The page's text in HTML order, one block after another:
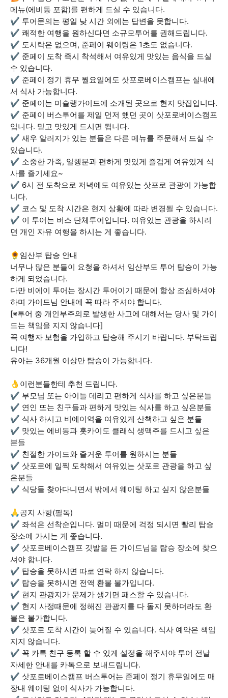
메뉴(에비동 포함)를 편하게 드실 수 있습니다.
✔ 투어문의는 평일 낮 시간 외에는 답변을 못합니다.
✔ 쾌적한 여행을 원하신다면 소규모투어를 권해드립니다.
✔ 도시락은 없으며, 준페이 웨이팅은 1초도 없습니다.
✔ 준페이 도착 즉시 착석해서 여유있게 맛있는 음식을 드실
수 있습니다.
✔ 준페이 정기 휴무 월요일에도 삿포로베이스캠프는 실내에
서 식사 가능합니다.
✔ 준페이는 미슐랭가이드에 소개된 곳으로 현지 맛집입니다.
✔ 준페이 버스투어를 제일 먼저 했던 곳이 삿포로베이스캠프
입니다. 믿고 맛있게 드시면 됩니다.
✔ 새우 알러지가 있는 분들은 다른 메뉴를 주문해서 드실 수
있습니다.
✔ 소중한 가족, 일행분과 편하게 맛있게 즐겁게 여유있게 식
사를 즐기세요~
✔ 6시 전 도착으로 저녁에도 여유있는 삿포로 관광이 가능합
니다.
✔ 코스 및 도착 시간은 현지 상황에 따라 변경될 수 있습니다.
✔ 이 투어는 버스 단체투어입니다. 여유있는 관광을 하시려
면 개인 자유 여행을 하시는 게 좋습니다.
🌻임산부 탑승 안내
너무나 많은 분들이 요청을 하셔서 임산부도 투어 탑승이 가능
하게 되었습니다.
다만 비에이 투어는 장시간 투어이기 때문에 항상 조심하셔야
하며 가이드님 안내에 꼭 따라 주셔야 합니다.
[※투어 중 개인부주의로 발생한 사고에 대해서는 당사 및 가이
드는 책임을 지지 않습니다]
꼭 여행자 보험을 가입하고 탑승해 주시기 바랍니다. 부탁드립
니다!
유아는 36개월 이상만 탑승이 가능합니다.
👌이런분들한테 추천 드립니다.
✔ 부모님 또는 아이들 데리고 편하게 식사를 하고 싶은분들
✔ 연인 또는 친구들과 편하게 맛있는 식사를 하고 싶은분들
✔ 식사 하시고 비에이역을 여유있게 산책하고 싶은 분들
✔ 맛있는 에비동과 홋카이도 클래식 생맥주를 드시고 싶은
분들
✔ 친절한 가이드와 즐거운 투어를 원하시는 분들
✔ 삿포로에 일찍 도착해서 여유있는 삿포로 관광을 하고 싶
은분들
✔ 식당들 찾아다니면서 밖에서 웨이팅 하고 싶지 않은분들
🙏공지 사항(필독)
✔ 좌석은 선착순입니다. 멀미 때문에 걱정 되시면 빨리 탑승
장소에 가시는 게 좋습니다.
✔ 삿포로베이스캠프 깃발을 든 가이드님을 탑승 장소에 찾으
셔야 합니다.
✔ 탑승을 못하시면 따로 연락 하지 않습니다.
✔ 탑승을 못하시면 전액 환불 불가입니다.
✔ 현지 관광지가 문제가 생기면 패스할 수 있습니다.
✔ 현지 사정때문에 정해진 관광지를 다 돌지 못하더라도 환
불은 불가합니다.
✔ 삿포로 도착 시간이 늦어질 수 있습니다. 식사 예약은 책임
지지 않습니다.
✔ 꼭 카톡 친구 등록 할 수 있게 설정을 해주셔야 투어 전날
자세한 안내를 카톡으로 보내드립니다.
✔ 삿포로베이스캠프 버스투어는 준페이 정기 휴무일에도 매
장내 웨이팅 없이 식사가 가능합니다.